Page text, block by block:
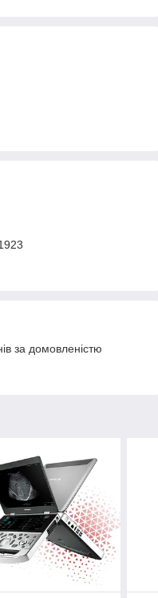
за домовленістю